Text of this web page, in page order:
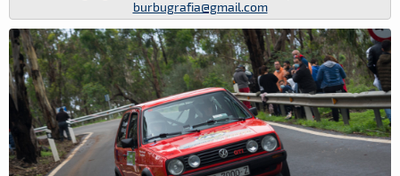
TIENDA
ARCHIVO
burbugrafia@gmail.com